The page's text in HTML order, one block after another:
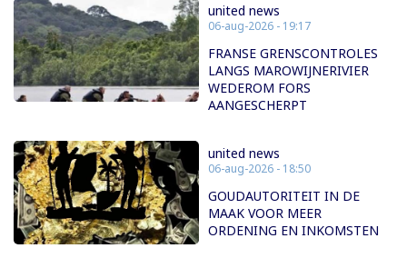
united news
06-aug-2026 - 19:17
FRANSE GRENSCONTROLES
LANGS MAROWIJNERIVIER
WEDEROM FORS
AANGESCHERPT
united news
06-aug-2026 - 18:50
GOUDAUTORITEIT IN DE
MAAK VOOR MEER
ORDENING EN INKOMSTEN